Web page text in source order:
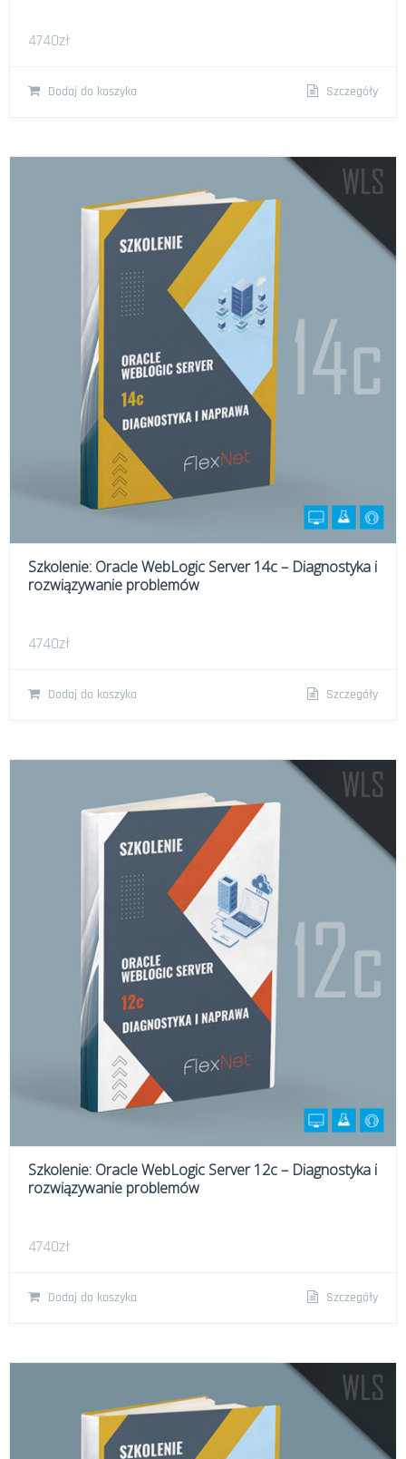
4740zł
Dodaj do koszyka Szczegóły
Szkolenie: Oracle WebLogic Server 14c – Diagnostyka i
rozwiązywanie problemów
4740zł
Dodaj do koszyka Szczegóły
Szkolenie: Oracle WebLogic Server 12c – Diagnostyka i
rozwiązywanie problemów
4740zł
Dodaj do koszyka Szczegóły